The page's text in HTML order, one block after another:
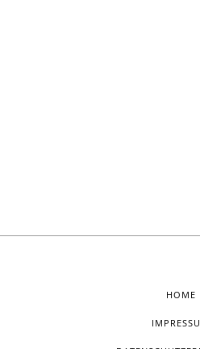
HOME